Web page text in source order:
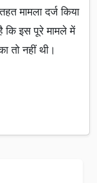
मामला दर्ज किया
कि इस पूरे मामले में
तो नहीं थी।